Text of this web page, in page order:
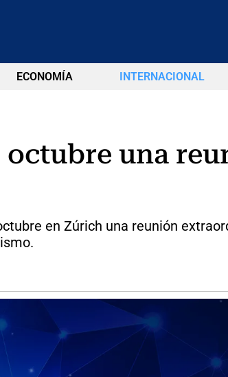
ECONOMÍA INTERNACIONAL
octubre una
en Zúrich una reunión